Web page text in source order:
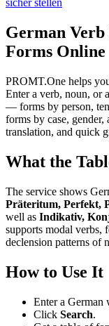
sicher stellen
German
Forms Online
PROMT.One helps
Enter a verb, noun, or
— forms by person,
forms by case,
translation, and quick
What the
The service shows
Präteritum, Perfekt,
well as Indikativ,
supports modal verbs,
declension patterns of
How to Use It
Enter a German
Click Search.